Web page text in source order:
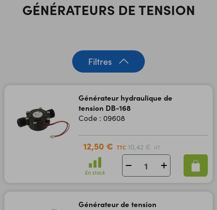
GÉNÉRATEURS DE TENSION
Filtres
Générateur hydraulique de
tension DB-168
Code : 09608
12,50 € TTC 10,42 € HT
En stock
Générateur de tension